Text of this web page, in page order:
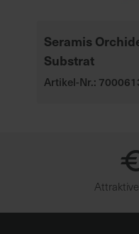
Seramis
Substrat
Artikel-Nr.: